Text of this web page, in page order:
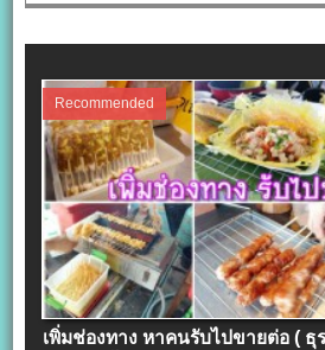
Recommended
เพิ่มช่องทาง หาคนรับไปขายต่อ ( ธุ